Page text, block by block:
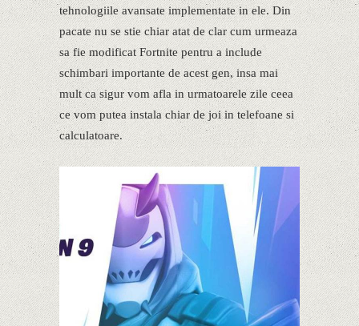
tehnologiile avansate implementate in ele. Din
pacate nu se stie chiar atat de clar cum urmeaza
sa fie modificat Fortnite pentru a include
schimbari importante de acest gen, insa mai
mult ca sigur vom afla in urmatoarele zile ceea
ce vom putea instala chiar de joi in telefoane si
calculatoare.